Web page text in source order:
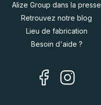
Alize Group dans la presse
Retrouvez notre blog
Lieu de fabrication
Besoin d'aide ?